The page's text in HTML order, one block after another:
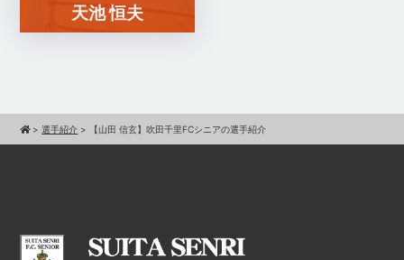
天池 恒夫
>選手紹介 > 【山田 信玄】吹田千里FCシニアの選手紹介